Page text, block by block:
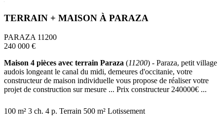
TERRAIN + MAISON À PARAZA
PARAZA 11200
240 000 €
Maison 4 pièces avec terrain Paraza (11200) - Paraza, petit village
audois longeant le canal du midi, demeures d'occitanie, votre
constructeur de maison individuelle vous propose de réaliser votre
projet de construction sur mesure ... Prix constructeur 240000€ ...
100 m² 3 ch. 4 p. Terrain 500 m² Lotissement